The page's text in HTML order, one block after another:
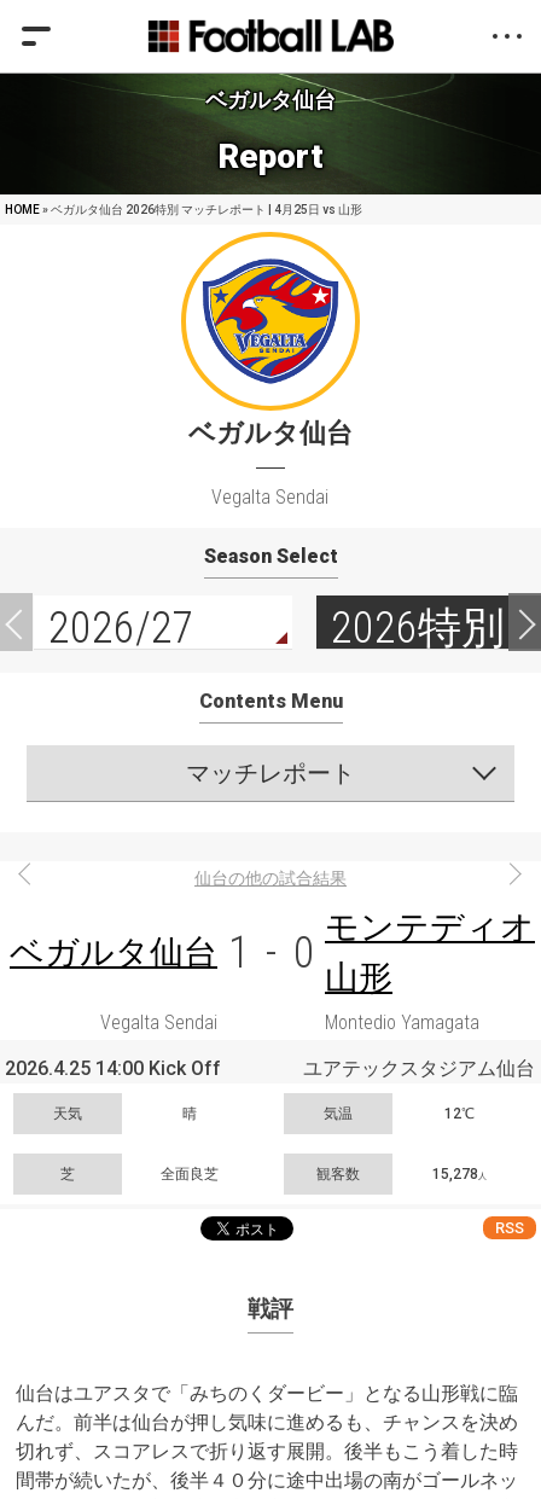
ベガルタ仙台
Report
HOME» ベガルタ仙台 2026特別 マッチレポート | 4月25日 vs 山形
ベガルタ仙台
Vegalta Sendai
Season Select
2026/27 2026特別
Contents Menu
マッチレポート
仙台の他の試合結果
ベガルタ仙台 1 - 0
モンテディオ
山形
Vegalta Sendai
Montedio Yamagata
2026.4.25 14:00 Kick Off
ユアテックスタジアム仙台
天気 晴 気温 12℃
芝 全面良芝 観客数 15,278 人
RSS
戦評
仙台はユアスタで「みちのくダービー」となる山形戦に臨
んだ。前半は仙台が押し気味に進めるも、チャンスを決め
切れず、スコアレスで折り返す展開。後半もこう着した時
間帯が続いたが、後半４０分に途中出場の南がゴールネッ